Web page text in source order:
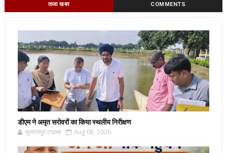
ताजा खबर COMMENTS
डीएम ने अमृत सरोवरों का किया स्थलीय निरीक्षण
सुल्तानपुर टाइम्स Aug 08, 2026